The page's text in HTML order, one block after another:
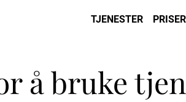
TJENESTER PRISER
å bruke